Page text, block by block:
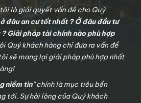
là giải quyết vấn đề cho Quý
đâu an cư tốt nhất ? Ở đâu đầu tư
Giải pháp tài chính nào phù hợp
Quý khách hàng chỉ đưa ra vấn đề
sẽ mang lại giải pháp phù hợp nhất
niềm tin"chính là mục tiêu bền
tới. Sự hài lòng của Quý khách